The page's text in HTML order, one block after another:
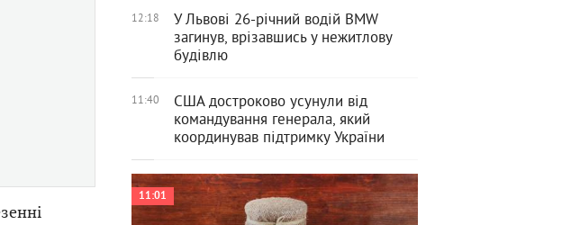
12:18
У Львові 26-річний водій BMW
загинув, врізавшись у нежитлову
будівлю
11:40
США достроково усунули від
командування генерала, який
координував підтримку України
11:01